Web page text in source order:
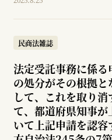
民商法雑誌
法定受託事務に係
の処分がその根拠
して、これを取り
て、都道府県知事
いて上記申請を認